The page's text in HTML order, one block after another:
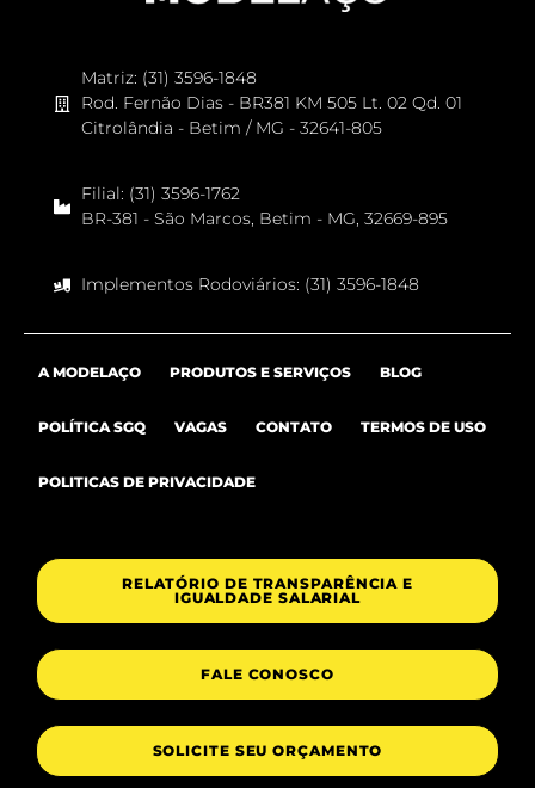
Matriz: (31) 3596-1848
Rod. Fernão Dias - BR381 KM 505 Lt. 02 Qd. 01
Citrolândia - Betim / MG - 32641-805
Filial: (31) 3596-1762
BR-381 - São Marcos, Betim - MG, 32669-895
Implementos Rodoviários: (31) 3596-1848
A MODELAÇO PRODUTOS E SERVIÇOS BLOG
POLÍTICA SGQ VAGAS CONTATO TERMOS DE USO
POLITICAS DE PRIVACIDADE
RELATÓRIO DE TRANSPARÊNCIA E
IGUALDADE SALARIAL
FALE CONOSCO
SOLICITE SEU ORÇAMENTO